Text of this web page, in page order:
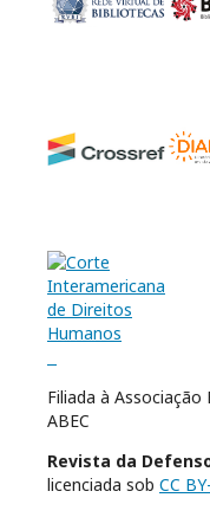
Filiada à
ABEC
Revista da
licenciada sob CC